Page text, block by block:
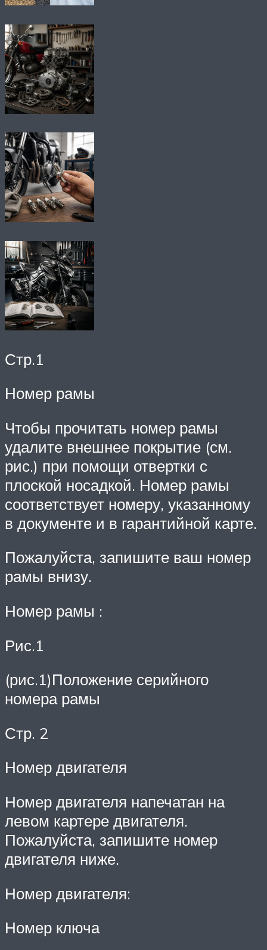
Стр.1
Номер рамы
Чтобы прочитать номер рамы
удалите внешнее покрытие (см.
рис.) при помощи отвертки с
плоской носадкой. Номер рамы
соответствует номеру, указанному
в документе и в гарантийной карте.
Пожалуйста, запишите ваш номер
рамы внизу.
Номер рамы :
Рис.1
(рис.1)Положение серийного
номера рамы
Стр. 2
Номер двигателя
Номер двигателя напечатан на
левом картере двигателя.
Пожалуйста, запишите номер
двигателя ниже.
Номер двигателя:
Номер ключа